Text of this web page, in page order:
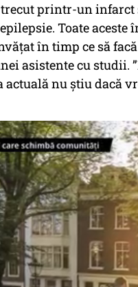
printr-un infarct
Toate
în timp ce să
asistente cu studii.
actuală nu știu dacă